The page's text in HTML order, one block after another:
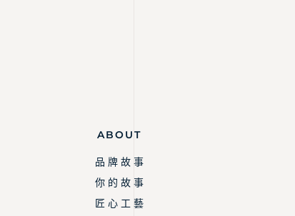
ABOUT
品 牌 故 事
你 的 故 事
匠 心 工 藝